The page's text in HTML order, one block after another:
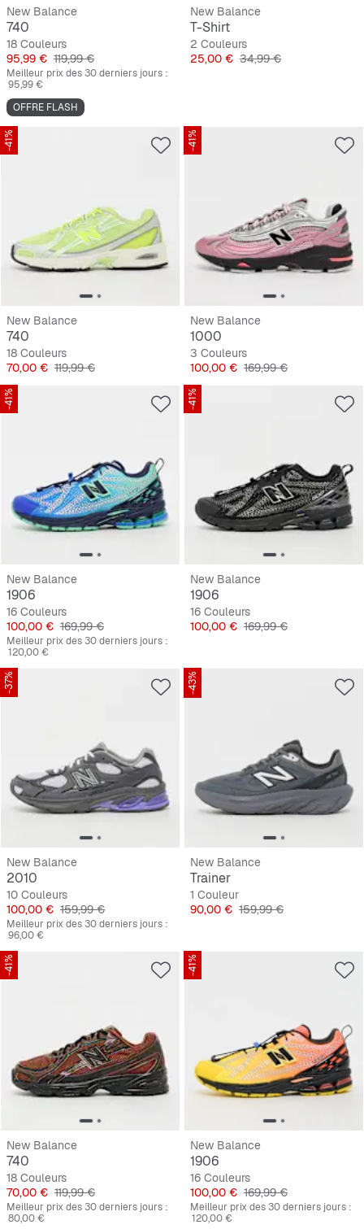
New Balance
740
18 Couleurs
Prix
95,99 € Prix original
119,99 €
Meilleur prix des 30 derniers jours :
95,99 €
OFFRE FLASH
New Balance
T-Shirt
2 Couleurs
Prix
25,00 € Prix original
34,99 €
-41%
New Balance
740
18 Couleurs
Prix
70,00 € Prix original
119,99 €
-41%
New Balance
1000
3 Couleurs
Prix
100,00 € Prix original
169,99 €
-41%
New Balance
1906
16 Couleurs
Prix
100,00 € Prix original
169,99 €
Meilleur prix des 30 derniers jours :
120,00 €
-41%
New Balance
1906
16 Couleurs
Prix
100,00 € Prix original
169,99 €
-37%
New Balance
2010
10 Couleurs
Prix
100,00 € Prix original
159,99 €
Meilleur prix des 30 derniers jours :
96,00 €
-43%
New Balance
Trainer
1 Couleur
Prix
90,00 € Prix original
159,99 €
-41%
New Balance
740
18 Couleurs
Prix
70,00 € Prix original
119,99 €
Meilleur prix des 30 derniers jours :
80,00 €
-41%
New Balance
1906
16 Couleurs
Prix
100,00 € Prix original
169,99 €
Meilleur prix des 30 derniers jours :
120,00 €